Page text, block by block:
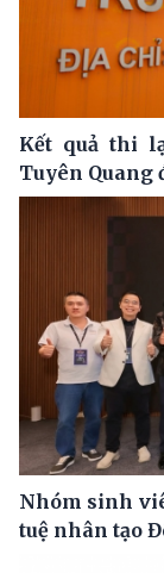
Kết quả thi
Tuyên Quang
Nhóm sinh
tuệ nhân tạo